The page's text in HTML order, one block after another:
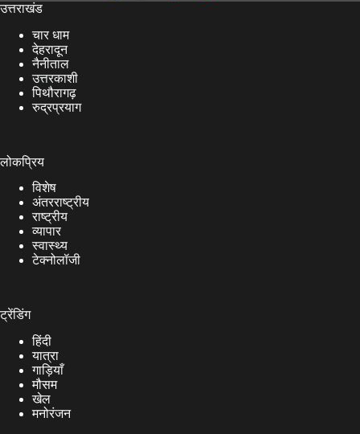
उत्तराखंड
चार धाम
देहरादून
नैनीताल
उत्तरकाशी
पिथौरागढ़
रुद्रप्रयाग
लोकप्रिय
विशेष
अंतरराष्ट्रीय
राष्ट्रीय
व्यापार
स्वास्थ्य
टेक्नोलॉजी
ट्रेंडिंग
हिंदी
यात्रा
गाड़ियाँ
मौसम
खेल
मनोरंजन